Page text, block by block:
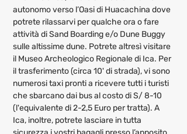
autonomo verso l’Oasi di Huacachina dove
potrete rilassarvi per qualche ora o fare
attività di Sand Boarding e/o Dune Buggy
sulle altissime dune. Potrete altresì visitare
il Museo Archeologico Regionale di Ica. Per
il trasferimento (circa 10' di strada), vi sono
numerosi taxi pronti a ricevere tutti i turisti
che sbarcano dai bus al costo di S/ 8-10
(l'equivalente di 2-2,5 Euro per tratta). A
Ica, inoltre, potrete lasciare in tutta